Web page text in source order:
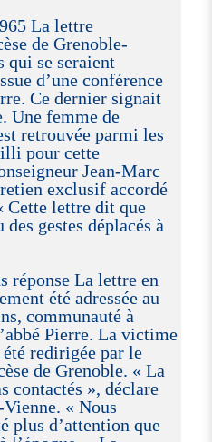
La lettre
de Grenoble-
qui se seraient
d’une conférence
Ce dernier signait
Une femme de
retrouvée parmi les
pour cette
Jean-Marc
exclusif accordé
Cette lettre dit que
gestes déplacés à
réponse La lettre en
été adressée au
communauté à
Pierre. La victime
redirigée par le
de Grenoble. « La
contactés », déclare
« Nous
plus d’attention que